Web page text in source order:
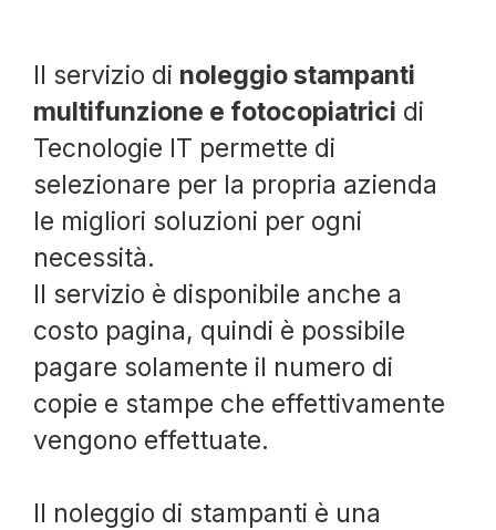
Il servizio di noleggio stampanti
multifunzione e fotocopiatrici di
Tecnologie IT permette di
selezionare per la propria azienda
le migliori soluzioni per ogni
necessità.
Il servizio è disponibile anche a
costo pagina, quindi è possibile
pagare solamente il numero di
copie e stampe che effettivamente
vengono effettuate.
Il noleggio di stampanti è una